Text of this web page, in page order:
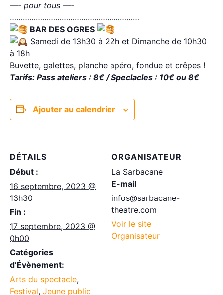
—- pour tous —-
……………………………………………………
BAR DES OGRES
Samedi de 13h30 à 22h et Dimanche de 10h30
à 18h
Buvette, galettes, planche apéro, fondue et crêpes !
Tarifs: Pass ateliers : 8€ / Speclacles : 10€ ou 8€
Ajouter au calendrier
DÉTAILS
Début :
16 septembre, 2023 @
13h30
Fin :
17 septembre, 2023 @
0h00
Catégories
d’Évènement:
Arts du spectacle,
Festival, Jeune public
ORGANISATEUR
La Sarbacane
E-mail
infos@sarbacane-
theatre.com
Voir le site
Organisateur